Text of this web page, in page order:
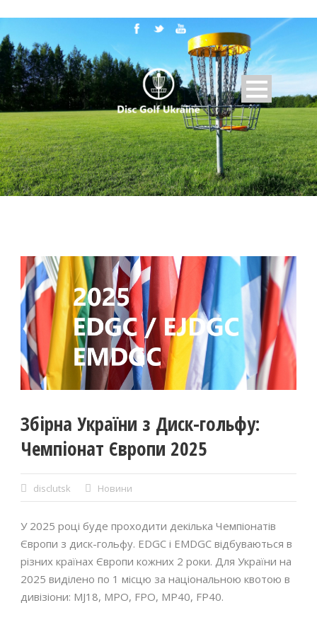
Збірна України з Диск-гольфу:
Чемпіонат Європи 2025
disclutsk Новини
У 2025 році буде проходити декілька Чемпіонатів
Європи з диск-гольфу. EDGC i EMDGC відбуваються в
різних країнах Європи кожних 2 роки. Для України на
2025 виділено по 1 місцю за національною квотою в
дивізіони: MJ18, MPO, FPO, MP40, FP40.